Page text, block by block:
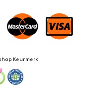
Keurmerk